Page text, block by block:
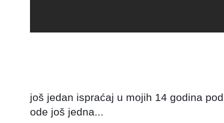
još jedan ispraćaj u mojih 14 godina
ode još jedna...